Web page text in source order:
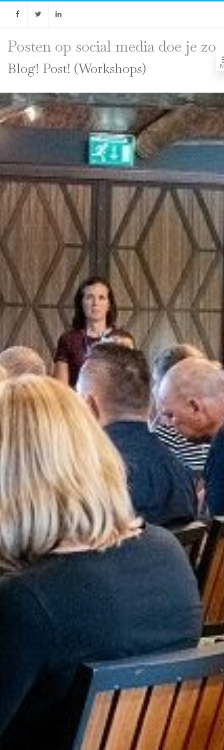
FacebookTwitter
Posten op social media doe je zo
Blog! Post! (Workshops)